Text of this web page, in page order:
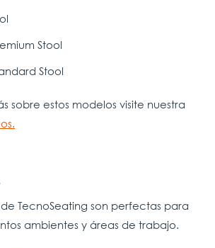
Stool
Stool
sobre estos modelos visite nuestra
de TecnoSeating son perfectas para
ambientes y áreas de trabajo.